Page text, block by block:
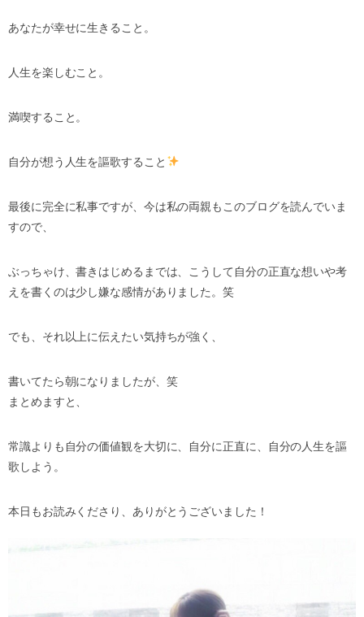
あなたが幸せに生きること。
人生を楽しむこと。
満喫すること。
自分が想う人生を謳歌すること
最後に完全に私事ですが、今は私の両親もこのブログを読んでいま
すので、
ぶっちゃけ、書きはじめるまでは、こうして自分の正直な想いや考
えを書くのは少し嫌な感情がありました。笑
でも、それ以上に伝えたい気持ちが強く、
書いてたら朝になりましたが、笑
まとめますと、
常識よりも自分の価値観を大切に、自分に正直に、自分の人生を謳
歌しよう。
本日もお読みくださり、ありがとうございました！